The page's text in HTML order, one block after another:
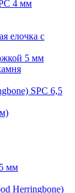
4 мм
елочка с
5 мм
SPC 6,5
мм
Herringbone)